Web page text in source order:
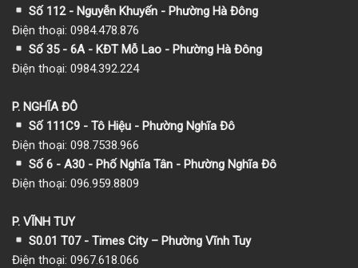
Số 112 - Nguyễn Khuyến - Phường Hà Đông
Điện thoại: 0984.478.876
Số 35 - 6A - KĐT Mỗ Lao - Phường Hà Đông
Điện thoại: 0984.392.224
P. NGHĨA ĐÔ
Số 111C9 - Tô Hiệu - Phường Nghĩa Đô
Điện thoại: 098.7538.966
Số 6 - A30 - Phố Nghĩa Tân - Phường Nghĩa Đô
Điện thoại: 096.959.8809
P. VĨNH TUY
S0.01 T07 - Times City – Phường Vĩnh Tuy
Điện thoại: 0967.618.066